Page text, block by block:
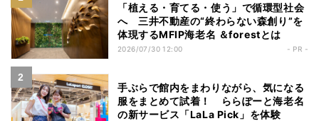
「植える・育てる・使う」で循環型社会
へ 三井不動産の“終わらない森創り”を
体現するMFIP海老名 ＆forestとは
2026/07/30 12:00 - PR -
手ぶらで館内をまわりながら、気になる
服をまとめて試着！ ららぽーと海老名
の新サービス「LaLa Pick」を体験